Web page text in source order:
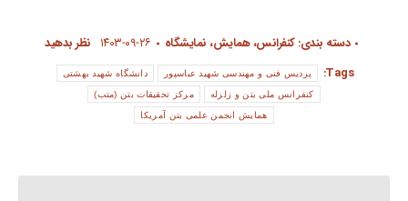
دسته بندی:کنفرانس، همایش، نمایشگاه ۱۴۰۳-۰۹-۲۶ نظر بدهید
Tags:
پردیس فنی و مهندسی شهید عباسپور دانشگاه شهید بهشتی
کنفرانس ملی بتن و زلزله مرکز تحقیقات بتن (متب)
همایش انجمن علمی بتن آمریکا